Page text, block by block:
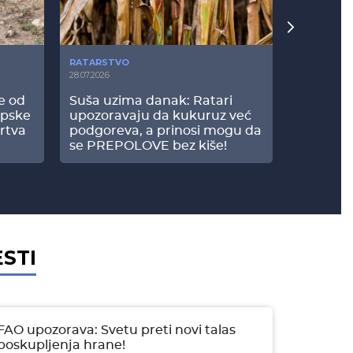
od
RATARSTVO
28.07.2026
Suša uzima danak: Ratari
upozoravaju da kukuruz već
podgoreva, a prinosi mogu da
se PREPOLOVE bez kiše!
upozorava: Svetu preti novi talas
hrane!